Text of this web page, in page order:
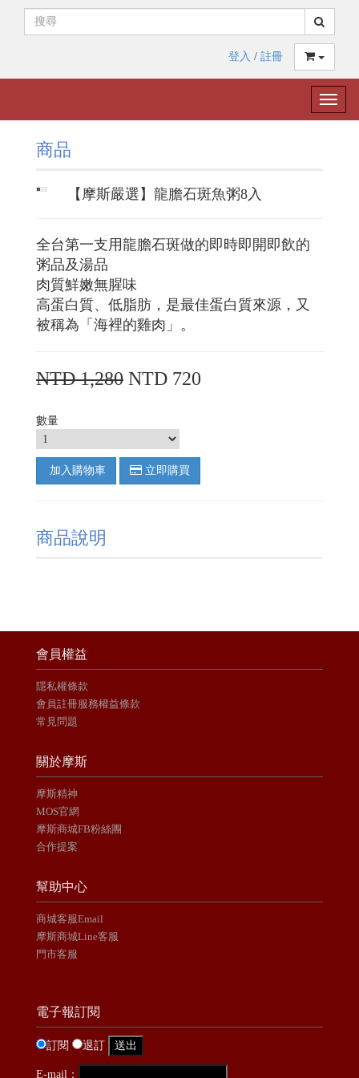
登入 / 註冊
Toggle
商品
【摩斯嚴選】龍膽石斑魚粥8入
全台第一支用龍膽石斑做的即時即開即飲的
粥品及湯品
肉質鮮嫩無腥味
高蛋白質、低脂肪，是最佳蛋白質來源，又
被稱為「海裡的雞肉」。
NTD 1,280 NTD 720
數量
加入購物車 立即購買
商品說明
會員權益
隱私權條款
會員註冊服務權益條款
常見問題
關於摩斯
摩斯精神
MOS官網
摩斯商城FB粉絲團
合作提案
幫助中心
商城客服Email
摩斯商城Line客服
門市客服
電子報訂閱
訂閱 退訂
E-mail：